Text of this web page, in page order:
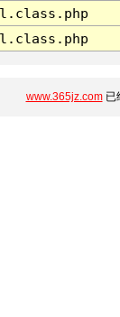
www.365jz.com已